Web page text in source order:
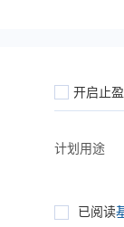
开启止
计划用途
已阅读